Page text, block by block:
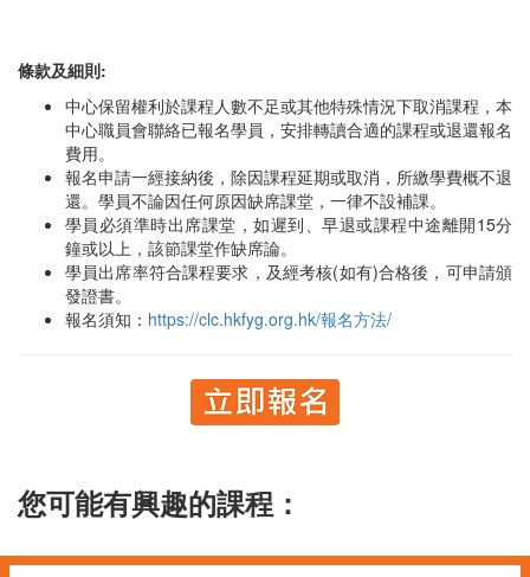
條款及細則:
中心保留權利於課程人數不足或其他特殊情況下取消課程，本
中心職員會聯絡已報名學員，安排轉讀合適的課程或退還報名
費用。
報名申請一經接納後，除因課程延期或取消，所繳學費概不退
還。學員不論因任何原因缺席課堂，一律不設補課。
學員必須準時出席課堂，如遲到、早退或課程中途離開15分
鐘或以上，該節課堂作缺席論。
學員出席率符合課程要求，及經考核(如有)合格後，可申請頒
發證書。
報名須知： https://clc.hkfyg.org.hk/報名方法/
您可能有興趣的課程：